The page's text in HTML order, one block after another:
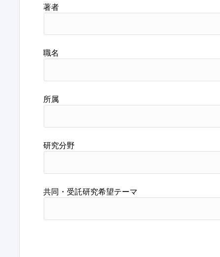
著者
職名
所属
研究分野
共同・受託研究希望テーマ